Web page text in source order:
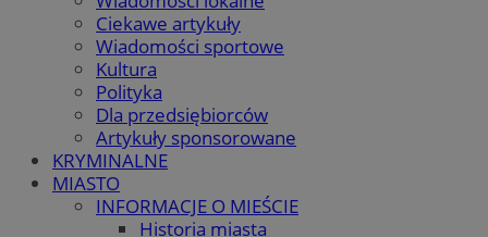
Ciekawe artykuły
Wiadomości sportowe
Kultura
Polityka
Dla przedsiębiorców
Artykuły sponsorowane
KRYMINALNE
MIASTO
INFORMACJE O MIEŚCIE
Historia miasta